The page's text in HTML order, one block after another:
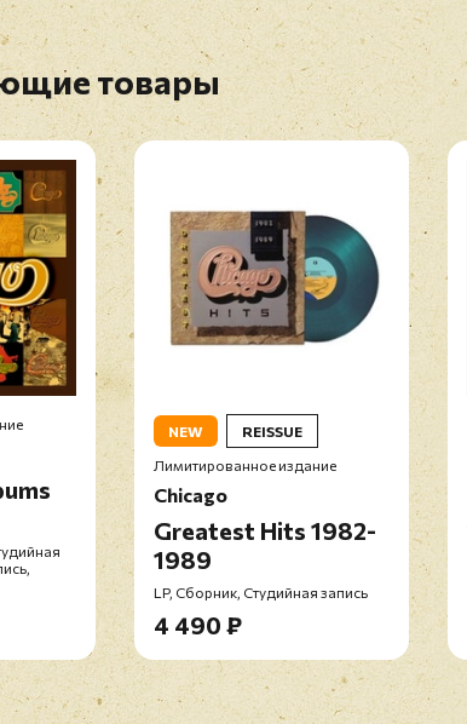
товары
NEW
REISSUE
Лимитированное издание
Chicago
Greatest Hits 1982-
1989
LP, Сборник, Студийная запись
4 490 ₽